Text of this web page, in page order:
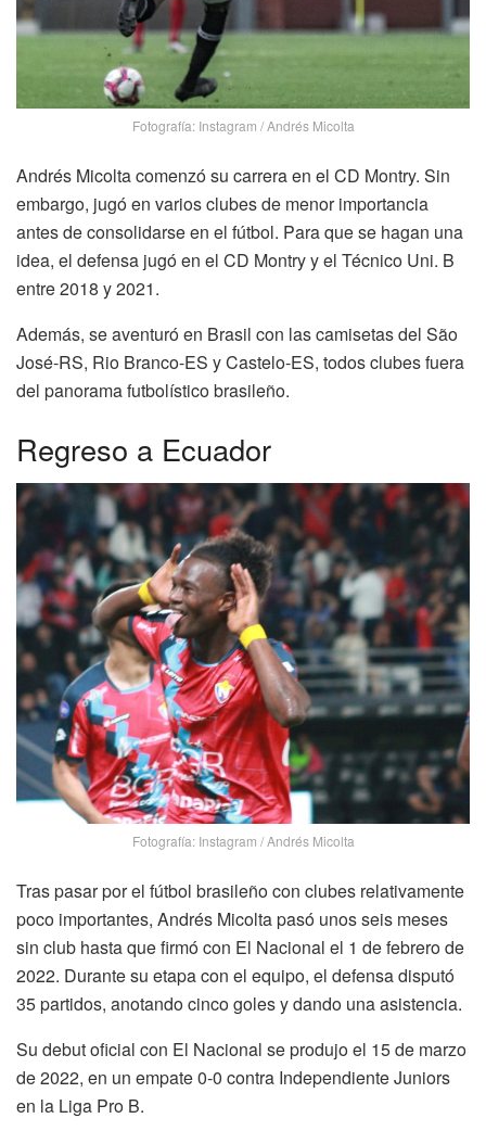
Fotografía: Instagram / Andrés Micolta
Andrés Micolta comenzó su carrera en el CD Montry. Sin
embargo, jugó en varios clubes de menor importancia
antes de consolidarse en el fútbol. Para que se hagan una
idea, el defensa jugó en el CD Montry y el Técnico Uni. B
entre 2018 y 2021.
Además, se aventuró en Brasil con las camisetas del São
José-RS, Rio Branco-ES y Castelo-ES, todos clubes fuera
del panorama futbolístico brasileño.
Regreso a Ecuador
Fotografía: Instagram / Andrés Micolta
Tras pasar por el fútbol brasileño con clubes relativamente
poco importantes, Andrés Micolta pasó unos seis meses
sin club hasta que firmó con El Nacional el 1 de febrero de
2022. Durante su etapa con el equipo, el defensa disputó
35 partidos, anotando cinco goles y dando una asistencia.
Su debut oficial con El Nacional se produjo el 15 de marzo
de 2022, en un empate 0-0 contra Independiente Juniors
en la Liga Pro B.